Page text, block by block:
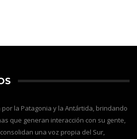
por la Patagonia y la Antártida, brindando
que generan interacción con su gente,
una voz propia del Sur,